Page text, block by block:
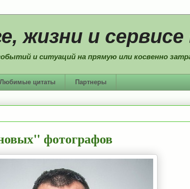
жизни и сервисе
и ситуаций на прямую или косвенно
Любимые цитаты Партнеры
фотографов